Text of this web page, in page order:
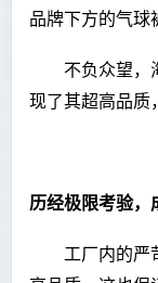
品牌下方的气球
不负众望，
现了其超高品质
历经极限考验，
工厂内的严